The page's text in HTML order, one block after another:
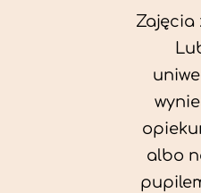
Zajęcia
albo